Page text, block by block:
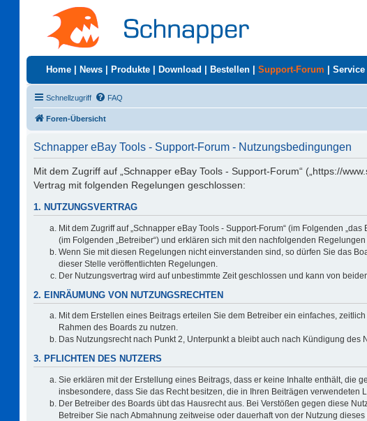
Home News Produkte Download Bestellen Support-Forum Service
Schnellzugriff FAQ
Foren-Übersicht
Schnapper eBay Tools - Support-Forum - Nutzungsbedingungen
Mit dem Zugriff auf „Schnapper eBay Tools - Support-Forum“ („https://
Vertrag mit folgenden Regelungen geschlossen:
1. NUTZUNGSVERTRAG
Mit dem Zugriff auf „Schnapper eBay Tools - Support-Forum“ (im Folgenden
(im Folgenden „Betreiber“) und erklären sich mit den nachfolgenden
Wenn Sie mit diesen Regelungen nicht einverstanden sind, so dürfen Sie das
dieser Stelle veröffentlichten Regelungen.
Der Nutzungsvertrag wird auf unbestimmte Zeit geschlossen und kann von
2. EINRÄUMUNG VON NUTZUNGSRECHTEN
Mit dem Erstellen eines Beitrags erteilen Sie dem Betreiber ein einfaches,
Rahmen des Boards zu nutzen.
Das Nutzungsrecht nach Punkt 2, Unterpunkt a bleibt auch nach Kündigung des
3. PFLICHTEN DES NUTZERS
Sie erklären mit der Erstellung eines Beitrags, dass er keine Inhalte enthält, die
insbesondere, dass Sie das Recht besitzen, die in Ihren Beiträgen verwendeten
Der Betreiber des Boards übt das Hausrecht aus. Bei Verstößen gegen diese
Betreiber Sie nach Abmahnung zeitweise oder dauerhaft von der Nutzung